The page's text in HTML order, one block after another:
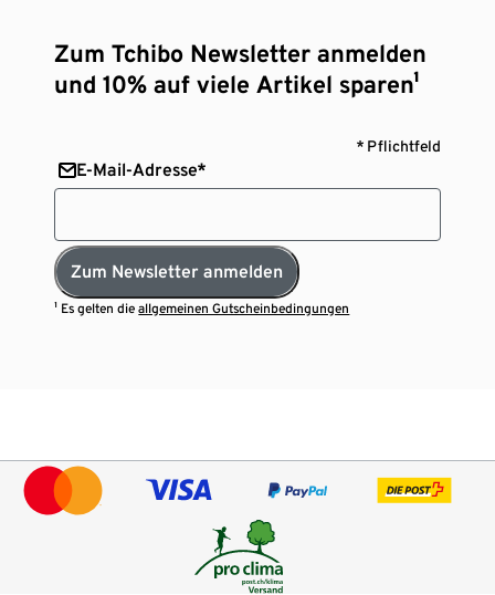
Zum Tchibo Newsletter anmelden
und 10% auf viele Artikel sparen¹
* Pflichtfeld
E-Mail-Adresse*
Zum Newsletter anmelden
¹ Es gelten dieallgemeinen Gutscheinbedingungen